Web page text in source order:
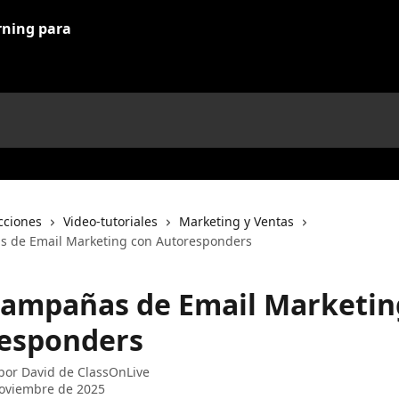
Video-tutoriales
Marketing y Ventas
de Email Marketing con Autoresponders
de Email
David de ClassOnLive
de 2025